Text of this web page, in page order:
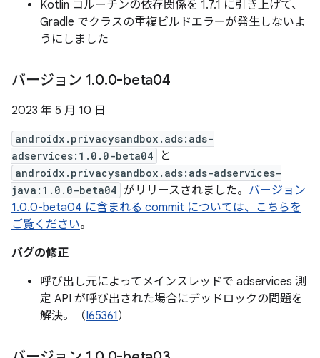
Kotlin コルーチンの依存関係を 1.7.1 に引き上げて、
Gradle でクラスの重複ビルドエラーが発生しないよ
うにしました
バージョン 1.0.0-beta04
2023 年 5 月 10 日
androidx.privacysandbox.ads:ads-
adservices:1.0.0-beta04
と
androidx.privacysandbox.ads:ads-adservices-
java:1.0.0-beta04 がリリースされました。 バージョン
1.0.0-beta04 に含まれる commit については、こちらを
ご覧ください。
バグの修正
呼び出し元によってメインスレッドで adservices 測
定 API が呼び出された場合にデッドロックの問題を
解決。（I65361）